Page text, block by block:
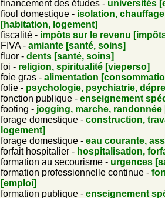
financement des études - universités
fioul domestique - isolation,
[habitation, logement]
fiscalité - impôts sur le revenu
FIVA - amiante [santé, soins]
fluor - dents [santé, soins]
foi - religion, spiritualité [vieperso]
foie gras - alimentation
folie - psychologie, psychiatrie,
fonction publique - enseignement
footing - jogging, marche,
forage domestique - construction,
logement]
forage domestique - eau courante,
forfait hospitalier - hospitalisation,
formation au secourisme - urgences
formation professionnelle continue -
[emploi]
formation publique - enseignement